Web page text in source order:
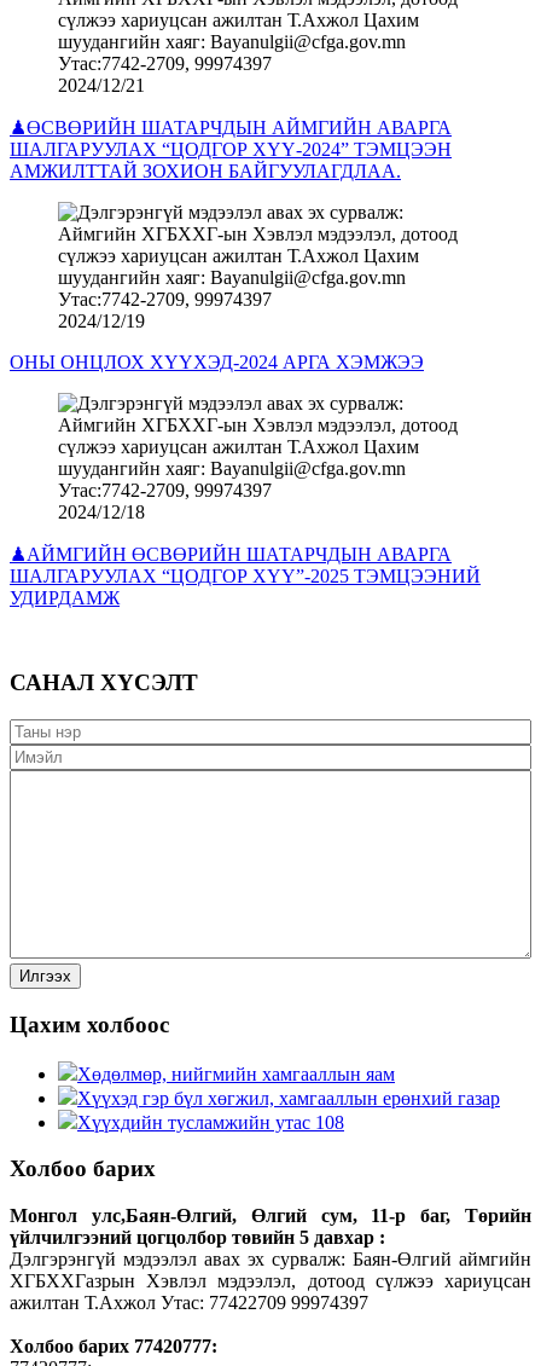
2024/12/21
♟ӨСВӨРИЙН ШАТАРЧДЫН АЙМГИЙН АВАРГА
ШАЛГАРУУЛАХ “ЦОДГОР ХҮҮ-2024” ТЭМЦЭЭН
АМЖИЛТТАЙ ЗОХИОН БАЙГУУЛАГДЛАА.
2024/12/19
ОНЫ ОНЦЛОХ ХҮҮХЭД-2024 АРГА ХЭМЖЭЭ
2024/12/18
♟АЙМГИЙН ӨСВӨРИЙН ШАТАРЧДЫН АВАРГА
ШАЛГАРУУЛАХ “ЦОДГОР ХҮҮ”-2025 ТЭМЦЭЭНИЙ
УДИРДАМЖ
САНАЛ ХҮСЭЛТ
Цахим холбоос
Хөдөлмөр, нийгмийн хамгааллын яам
Хүүхэд гэр бүл хөгжил, хамгааллын ерөнхий газар
Хүүхдийн тусламжийн утас 108
Холбоо барих
Монгол улс,Баян-Өлгий, Өлгий сум, 11-р баг, Төрийн
үйлчилгээний цогцолбор төвийн 5 давхар :
Дэлгэрэнгүй мэдээлэл авах эх сурвалж: Баян-Өлгий аймгийн
ХГБХХГазрын Хэвлэл мэдээлэл, дотоод сүлжээ хариуцсан
ажилтан Т.Ахжол Утас: 77422709 99974397
Холбоо барих 77420777: